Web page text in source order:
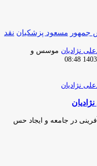
جمهور مسعود پزشکیان نقد
موسس و
در جامعه و ایجاد حس